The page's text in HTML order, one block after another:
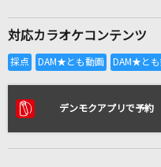
全
リアルタイム
対応カラオケコンテンツ
デンモクアプリで予約